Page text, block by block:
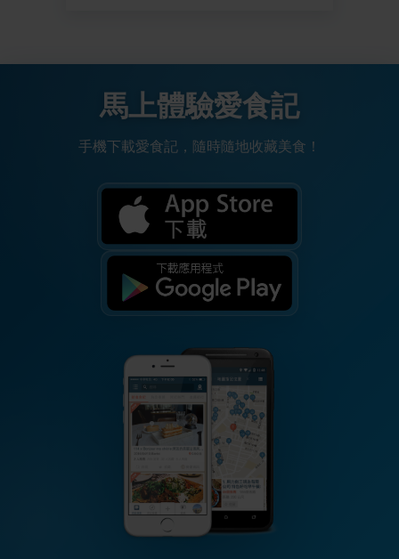
馬上體驗愛食記
手機下載愛食記，隨時隨地收藏美食！